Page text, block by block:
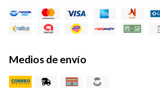
Medios de envío